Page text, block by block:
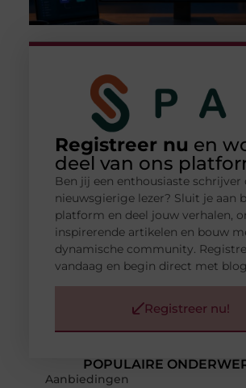
POPULAIRE
Aanbiedingen
Registreer nu en
deel van ons
Ben jij een enthousiaste schrijver
nieuwsgierige lezer? Sluit je aan
platform en deel jouw verhalen,
inspirerende artikelen en bouw
dynamische community.
vandaag en begin direct met
Registreer nu!